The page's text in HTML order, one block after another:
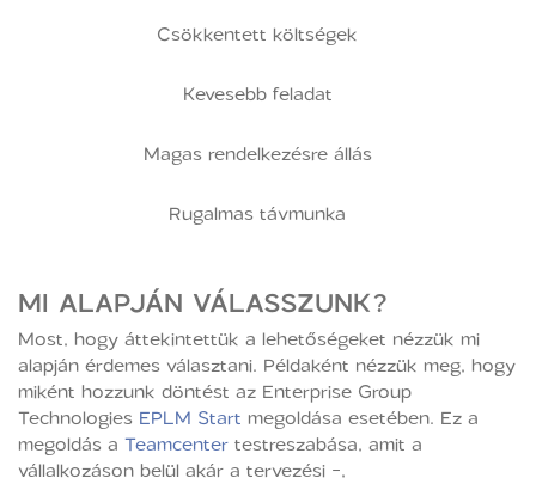
Csökkentett költségek
Kevesebb feladat
Magas rendelkezésre állás
Rugalmas távmunka
MI ALAPJÁN VÁLASSZUNK?
Most, hogy áttekintettük a lehetőségeket nézzük mi
alapján érdemes választani. Példaként nézzük meg, hogy
miként hozzunk döntést az Enterprise Group
Technologies EPLM Start megoldása esetében. Ez a
megoldás a Teamcentertestreszabása, amit a
vállalkozáson belül akár a tervezési -,